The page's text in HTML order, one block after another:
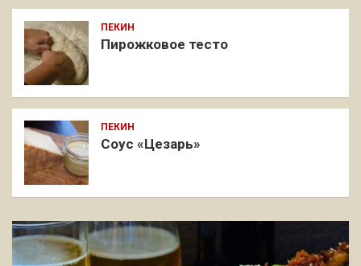
ПЕКИН
Пирожковое тесто
ПЕКИН
Соус «Цезарь»